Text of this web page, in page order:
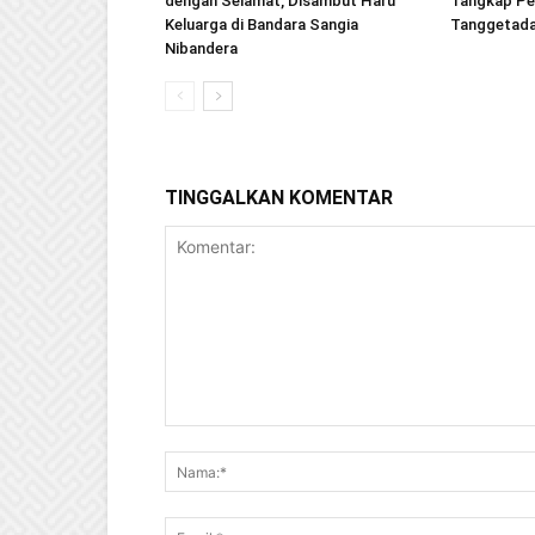
Keluarga di Bandara Sangia
Nibandera
TINGGALKAN KOMENTAR